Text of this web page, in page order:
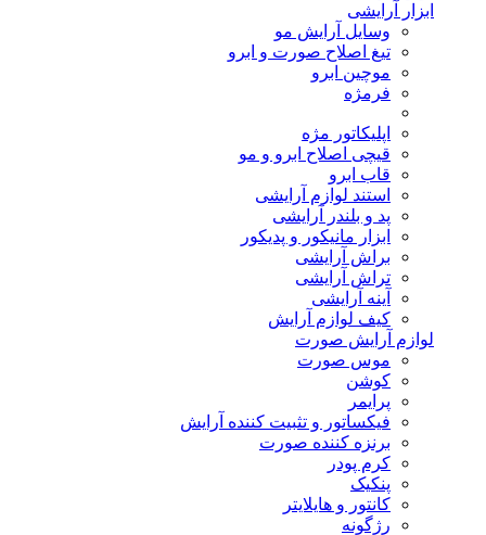
ابزار آرایشی
وسایل آرایش مو
تیغ اصلاح صورت و ابرو
موچین ابرو
فرمژه
اپلیکاتور مژه
قیچی اصلاح ابرو و مو
قاب ابرو
استند لوازم آرایشی
پد و بلندر آرایشی
ابزار مانیکور و پدیکور
براش آرایشی
تراش آرایشی
آینه آرایشی
کیف لوازم آرایش
لوازم آرایش صورت
موس صورت
کوشن
پرایمر
فیکساتور و تثبیت کننده آرایش
برنزه کننده صورت
کرم پودر
پنکیک
کانتور و هایلایتر
رژگونه